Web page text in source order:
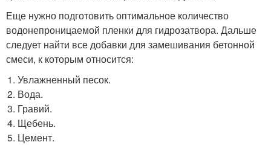
Еще нужно подготовить оптимальное количество
водонепроницаемой пленки для гидрозатвора. Дальше
следует найти все добавки для замешивания бетонной
смеси, к которым относится:
Увлажненный песок.
Вода.
Гравий.
Щебень.
Цемент.